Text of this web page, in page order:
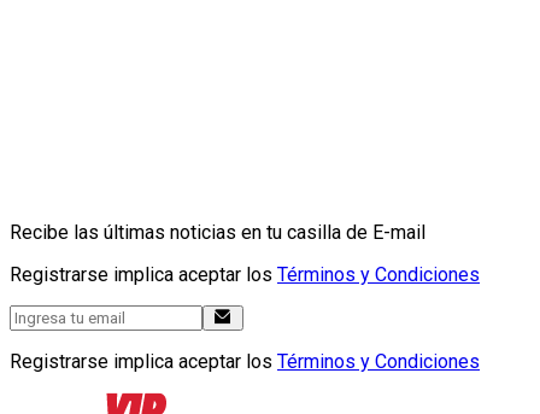
Recibe las últimas noticias en tu casilla de E-mail
Registrarse implica aceptar los Términos y Condiciones
Registrarse implica aceptar los Términos y Condiciones